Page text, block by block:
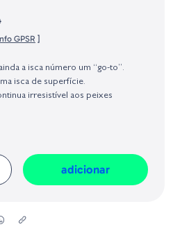
GPSR ]
conforme requerido no Regulamento
(GPSR):
a isca número um “go-to”.
isca de superfície.
irresistível aos peixes
o mundo.
adicionar